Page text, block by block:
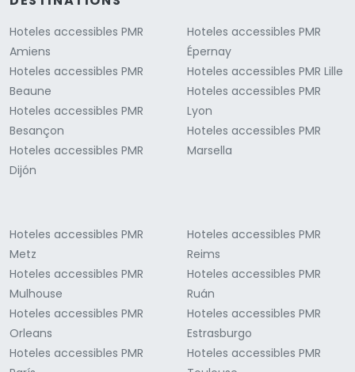
Hoteles accessibles PMR
Amiens
Hoteles accessibles PMR
Beaune
Hoteles accessibles PMR
Besançon
Hoteles accessibles PMR
Dijón
Hoteles accessibles PMR
Épernay
Hoteles accessibles PMR Lille
Hoteles accessibles PMR
Lyon
Hoteles accessibles PMR
Marsella
Hoteles accessibles PMR
Metz
Hoteles accessibles PMR
Mulhouse
Hoteles accessibles PMR
Orleans
Hoteles accessibles PMR
Hoteles accessibles PMR
Reims
Hoteles accessibles PMR
Ruán
Hoteles accessibles PMR
Estrasburgo
Hoteles accessibles PMR